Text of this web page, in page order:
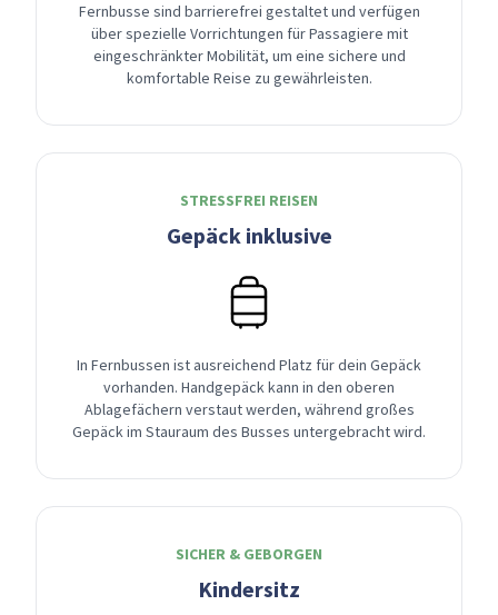
Fernbusse sind barrierefrei gestaltet und verfügen
über spezielle Vorrichtungen für Passagiere mit
eingeschränkter Mobilität, um eine sichere und
komfortable Reise zu gewährleisten.
STRESSFREI REISEN
Gepäck inklusive
In Fernbussen ist ausreichend Platz für dein Gepäck
vorhanden. Handgepäck kann in den oberen
Ablagefächern verstaut werden, während großes
Gepäck im Stauraum des Busses untergebracht wird.
SICHER & GEBORGEN
Kindersitz